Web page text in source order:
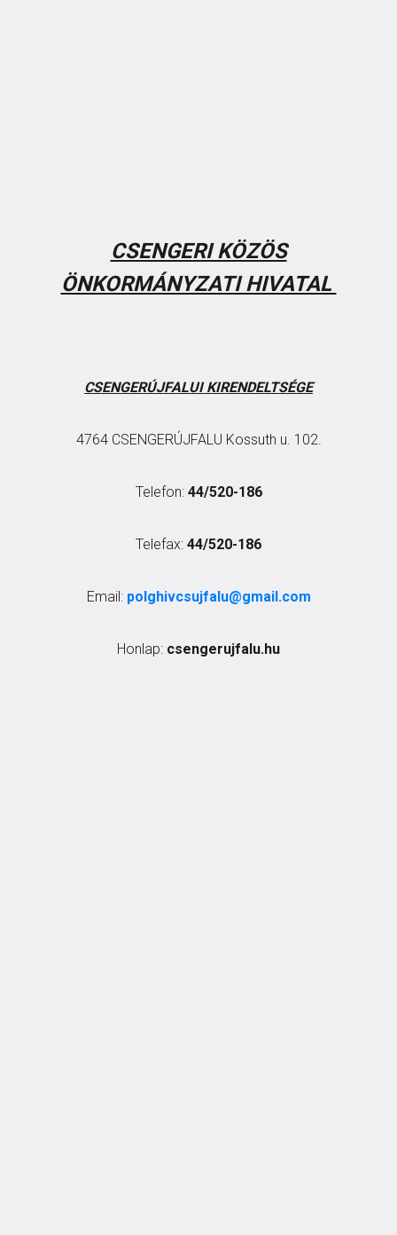
CSENGERI KÖZÖS
ÖNKORMÁNYZATI HIVATAL
CSENGERÚJFALUI KIRENDELTSÉGE
4764 CSENGERÚJFALU Kossuth u. 102.
Telefon: 44/520-186
Telefax: 44/520-186
Email: polghivcsujfalu@gmail.com
Honlap: csengerujfalu.hu